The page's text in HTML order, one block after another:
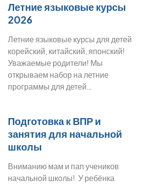
Летние языковые курсы
2026
Летние языковые курсы для детей
корейский, китайский, японский!
Уважаемые родители! Мы
открываем набор на летние
программы для детей…
Подготовка к ВПР и
занятия для начальной
школы
Вниманию мам и пап учеников
начальной школы! У ребёнка